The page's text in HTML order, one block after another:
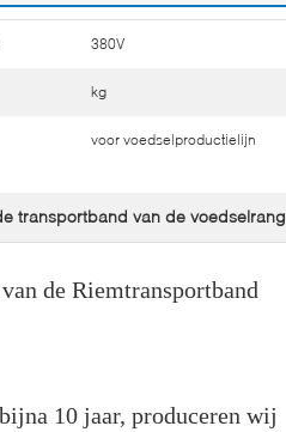
380V
kg
voor voedselproductielijn
transportband van de voedselrang
de Riemtransportband
10 jaar, produceren wij